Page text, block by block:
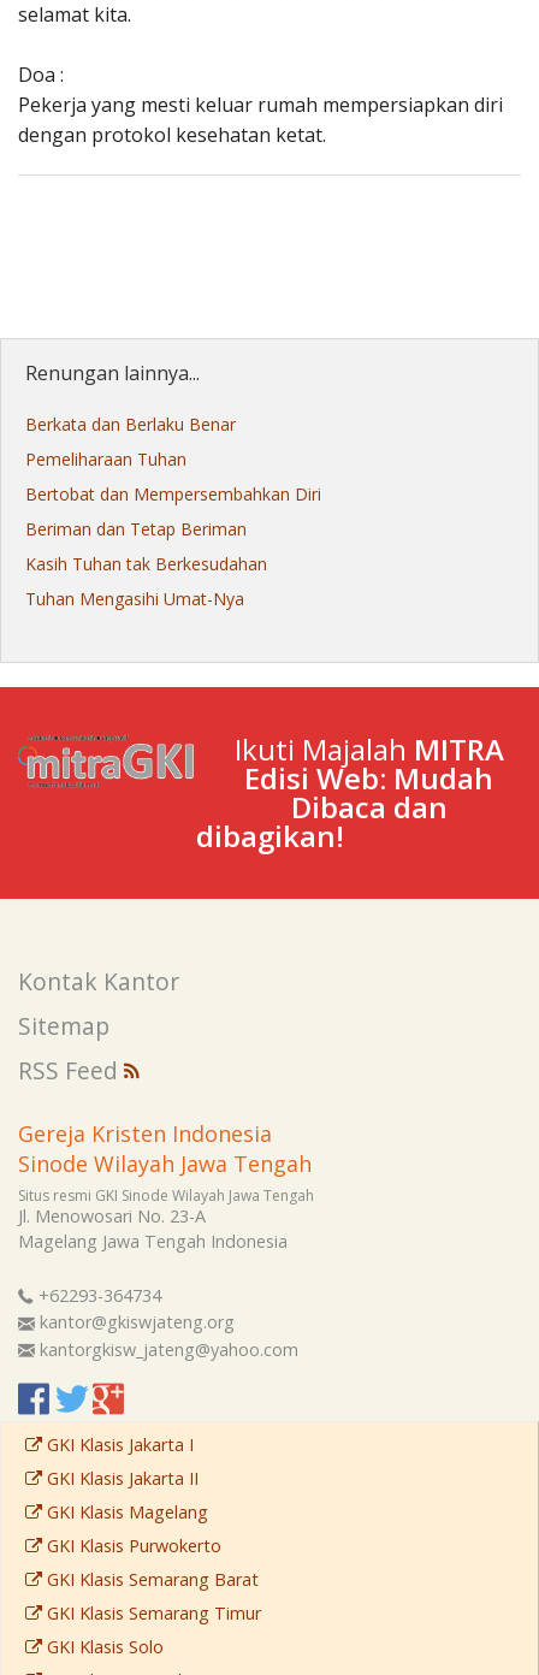
selamat kita.
Doa :
Pekerja yang mesti keluar rumah mempersiapkan diri
dengan protokol kesehatan ketat.
Renungan lainnya...
Berkata dan Berlaku Benar
Pemeliharaan Tuhan
Bertobat dan Mempersembahkan Diri
Beriman dan Tetap Beriman
Kasih Tuhan tak Berkesudahan
Tuhan Mengasihi Umat-Nya
Ikuti Majalah MITRA
Edisi Web: Mudah
Dibaca dan
dibagikan!
Kontak Kantor
Sitemap
RSS Feed
Gereja Kristen Indonesia
Sinode Wilayah Jawa Tengah
Situs resmi GKI Sinode Wilayah Jawa Tengah
Jl. Menowosari No. 23-A
Magelang Jawa Tengah Indonesia
+62293-364734
kantor@gkiswjateng.org
kantorgkisw_jateng@yahoo.com
GKI Klasis Jakarta I
GKI Klasis Jakarta II
GKI Klasis Magelang
GKI Klasis Purwokerto
GKI Klasis Semarang Barat
GKI Klasis Semarang Timur
GKI Klasis Solo